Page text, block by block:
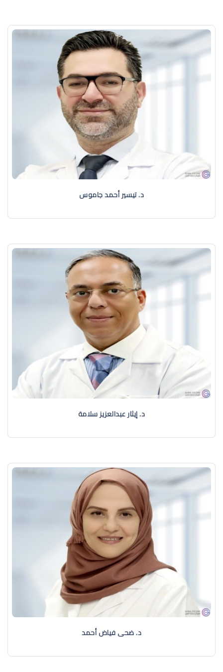
د. تيسير أحمد جاموس
د. إيثار عبدالعزيز سلامة
د. ضحى فياض أحمد